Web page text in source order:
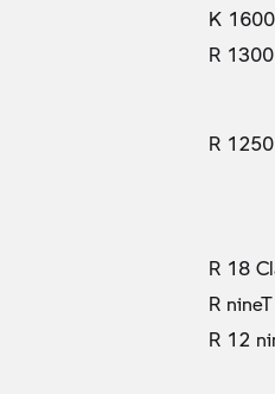
K
R
R
R 18
R
R 12